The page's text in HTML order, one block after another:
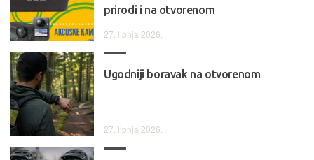
prirodi i na otvorenom
27. lipnja 2026.
Ugodniji boravak na otvorenom
27. lipnja 2026.